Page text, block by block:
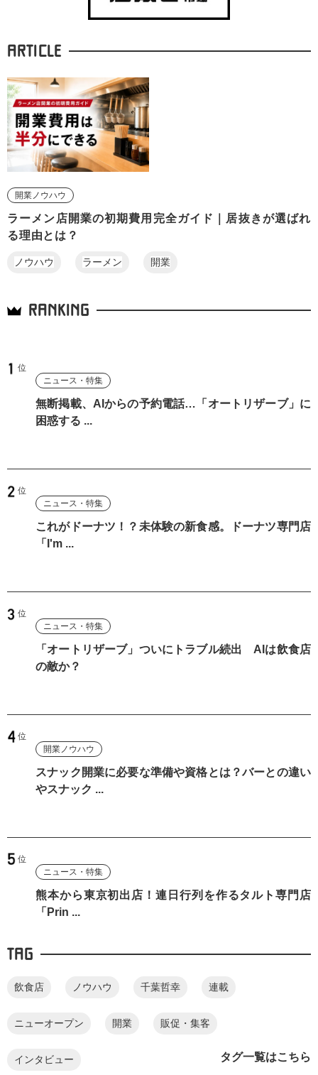
ARTICLE
開業ノウハウ
ラーメン店開業の初期費用完全ガイド｜居抜きが選ばれ
る理由とは？
ノウハウ ラーメン 開業
RANKING
ニュース・特集
無断掲載、AIからの予約電話…「オートリザーブ」に
困惑する ...
ニュース・特集
これがドーナツ！？未体験の新食感。ドーナツ専門店
「I'm ...
ニュース・特集
「オートリザーブ」ついにトラブル続出 AIは飲食店
の敵か？
開業ノウハウ
スナック開業に必要な準備や資格とは？バーとの違い
やスナック ...
ニュース・特集
熊本から東京初出店！連日行列を作るタルト専門店
「Prin ...
TAG
飲食店 ノウハウ 千葉哲幸 連載
ニューオープン 開業 販促・集客
インタビュー タグ一覧はこちら